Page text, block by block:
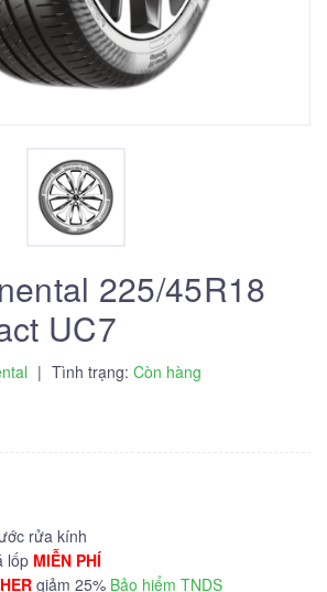
225/45R18
UC7
| Tình trạng: Còn hàng
rửa kính
lốp MIỄN PHÍ
giảm 25% Bảo hiểm TNDS